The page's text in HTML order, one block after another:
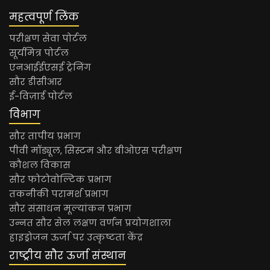
महत्वपूर्ण लिंक
परीक्षण सेवा पोर्टल
सूर्यमित्र पोर्टल
एनआईईएसई ट्रेनिंग
सौर डीसीआर
ई-विज़ार्ड पोर्टल
विभाग
सौर तापीय प्रभाग
पीवी मॉड्यूल, सिस्टम और बीओएस परीक्षण
कौशल विकास
सौर फोटोवोल्टिक प्रभाग
तकनीकी परामर्श प्रभाग
सौर संसाधन मूल्यांकन प्रभाग
उन्नत सौर सेल लक्षण वर्णन प्रयोगशाला
हाइड्रोजन ऊर्जा पर उत्कृष्टता केंद्र
राष्ट्रीय सौर ऊर्जा संस्थान